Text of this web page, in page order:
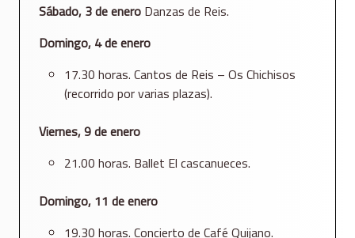
Sábado, 3 de enero Danzas de Reis.
Domingo, 4 de enero
17.30 horas. Cantos de Reis – Os Chichisos
(recorrido por varias plazas).
Viernes, 9 de enero
21.00 horas. Ballet El cascanueces.
Domingo, 11 de enero
19.30 horas. Concierto de Café Quijano.